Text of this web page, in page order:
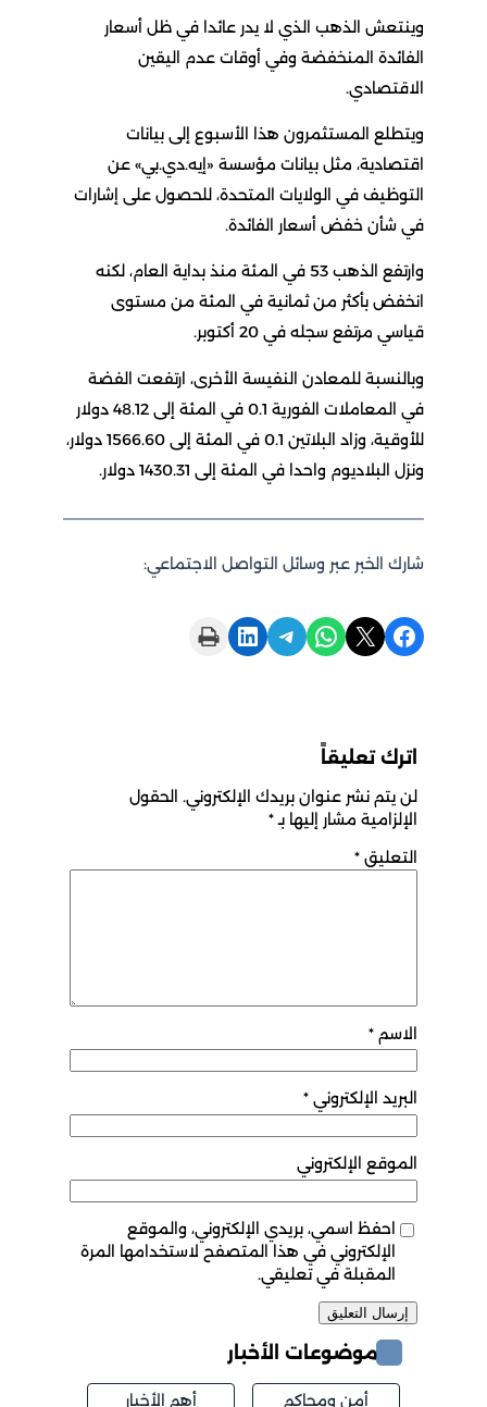
وينتعش الذهب الذي لا يدر عائدا في ظل أسعار
الفائدة المنخفضة وفي أوقات عدم اليقين
الاقتصادي.
ويتطلع المستثمرون هذا الأسبوع إلى بيانات
اقتصادية، مثل بيانات مؤسسة «إيه.دي.بي» عن
التوظيف في الولايات المتحدة، للحصول على إشارات
في شأن خفض أسعار الفائدة.
وارتفع الذهب 53 في المئة منذ بداية العام، لكنه
انخفض بأكثر من ثمانية في المئة من مستوى
قياسي مرتفع سجله في 20 أكتوبر.
وبالنسبة للمعادن النفيسة الأخرى، ارتفعت الفضة
في المعاملات الفورية 0.1 في المئة إلى 48.12 دولار
للأوقية، وزاد البلاتين 0.1 في المئة إلى 1566.60 دولار،
ونزل البلاديوم واحدا في المئة إلى 1430.31 دولار.
شارك الخبر عبر وسائل التواصل الاجتماعي:
Share on Facebook
Share on X
Share on WhatsApp
Share on Telegram
Share on LinkedIn
Print this Page
اترك تعليقاً
لن يتم نشر عنوان بريدك الإلكتروني. الحقول
الإلزامية مشار إليها بـ*
التعليق *
الاسم *
البريد الإلكتروني *
الموقع الإلكتروني
احفظ اسمي، بريدي الإلكتروني، والموقع
الإلكتروني في هذا المتصفح لاستخدامها المرة
المقبلة في تعليقي.
موضوعات الأخبار
أمن ومحاكم أهم الأخبار